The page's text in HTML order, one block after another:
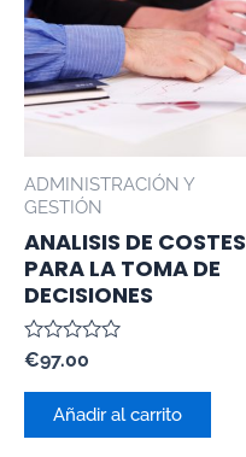
ADMINISTRACIÓN Y
GESTIÓN
ANALISIS DE COSTES
PARA LA TOMA DE
DECISIONES
Valorado
con
0
€97.00
Añadir al carrito